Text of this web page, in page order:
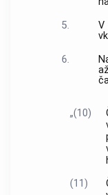
5.
V
6.
„(10)
(11)